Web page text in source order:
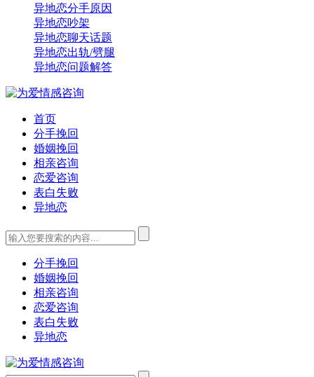
异地恋分手原因
异地恋吵架
异地恋聊天话题
异地恋出轨/劈腿
异地恋问题解答
首页
分手挽回
婚姻挽回
相亲咨询
恋爱咨询
表白失败
异地恋
分手挽回
婚姻挽回
相亲咨询
恋爱咨询
表白失败
异地恋